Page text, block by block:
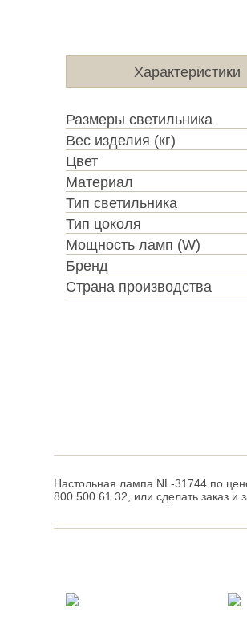
Характеристики
Размеры светильника
Вес изделия (кг)
Цвет
Материал
Тип светильника
Тип цоколя
Мощность ламп (W)
Бренд
Страна производства
Настольная лампа NL-31744 по
800 500 61 32, или сделать заказ и